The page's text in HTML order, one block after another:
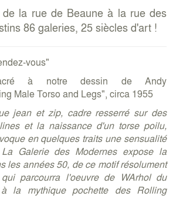
de la rue de Beaune à la rue des
86 galeries, 25 siècles d'art !
vous"
à notre dessin de Andy
Male Torso and Legs", circa 1955
jean et zip, cadre resserré sur des
et la naissance d'un torse poilu,
en quelques traits une sensualité
Galerie des Modernes expose la
les années 50, de ce motif résolument
qui parcourra l'oeuvre de WArhol du
la mythique pochette des Rolling